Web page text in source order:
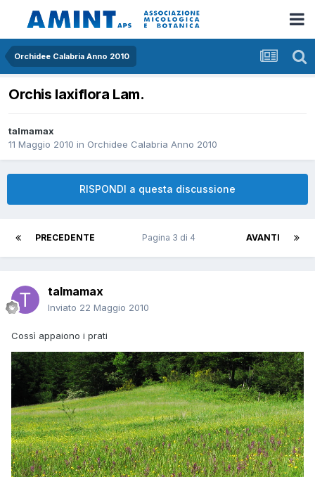
Orchidee Calabria Anno 2010
Orchis laxiflora Lam.
talmamax
11 Maggio 2010 in Orchidee Calabria Anno 2010
RISPONDI a questa discussione
PRECEDENTE AVANTI
Pagina 3 di 4
talmamax
Inviato 22 Maggio 2010
Cossì appaiono i prati